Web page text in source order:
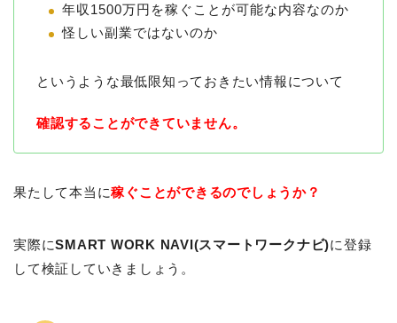
年収1500万円を稼ぐことが可能な内容なのか
怪しい副業ではないのか
というような最低限知っておきたい情報について
確認することができていません。
果たして本当に稼ぐことができるのでしょうか？
実際にSMART WORK NAVI(スマートワークナビ)に登録
して検証していきましょう。